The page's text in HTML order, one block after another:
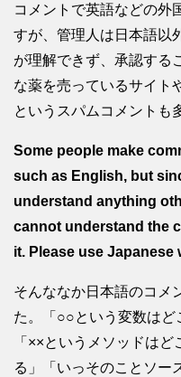
コメントで英語などの外
すが、管理人は日本語以
が理解できず、承認する
な薬を売っているサイト
というスパムコメントも
Some people make
such as English, but
understand anything
cannot understand the
it. Please use
そんななか日本語のコメ
た。「○○という変数はど
「××というメソッドは
る」「いっそのことソー